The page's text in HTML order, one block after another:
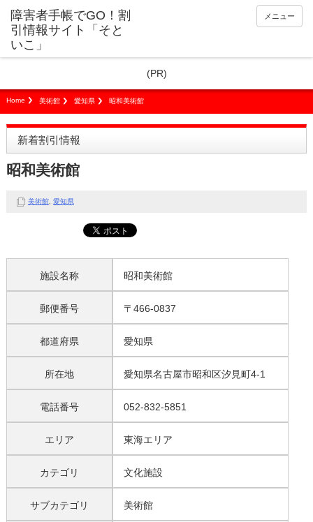
障害者手帳でGO！割
引情報サイト「そと
いこ」
メニュー
(PR)
Home 美術館 愛知県 昭和美術館
新着割引情報
昭和美術館
美術館, 愛知県
施設名称 昭和美術館
郵便番号 〒466-0837
都道府県 愛知県
所在地 愛知県名古屋市昭和区汐見町4-1
電話番号 052-832-5851
エリア 東海エリア
カテゴリ 文化施設
サブカテゴリ 美術館